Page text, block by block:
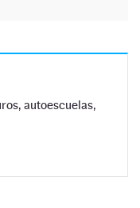
autoescuelas,